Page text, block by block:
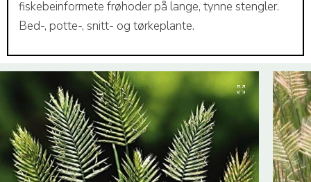
fiskebeinformete frøhoder på lange, tynne stengler.
Bed-, potte-, snitt- og tørkeplante.